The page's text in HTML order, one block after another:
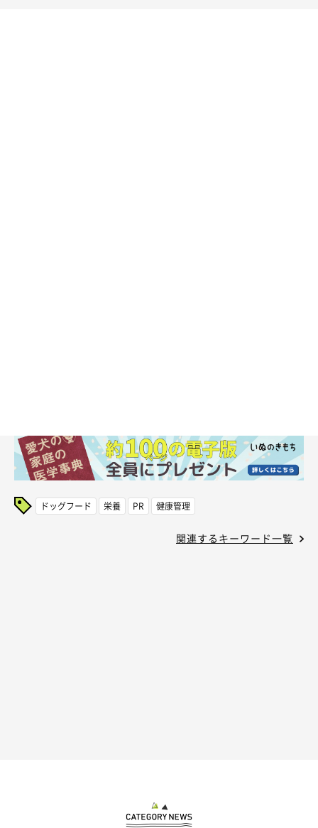
ドッグフード 栄養 PR 健康管理
関連するキーワード一覧